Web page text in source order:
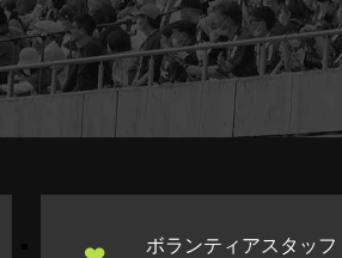
ボランティアスタッフ